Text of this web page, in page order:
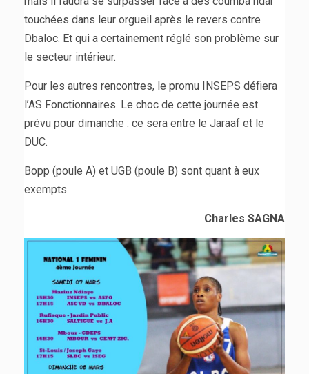
touchées dans leur orgueil après le revers contre
Dbaloc. Et qui a certainement réglé son problème sur
le secteur intérieur.
Pour les autres rencontres, le promu INSEPS défiera
l’AS Fonctionnaires. Le choc de cette journée est
prévu pour dimanche : ce sera entre le Jaraaf et le
DUC.
Bopp (poule A) et UGB (poule B) sont quant à eux
exempts.
Charles SAGNA